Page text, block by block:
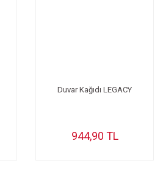
Duvar Kağıdı LEGACY
944,90 TL